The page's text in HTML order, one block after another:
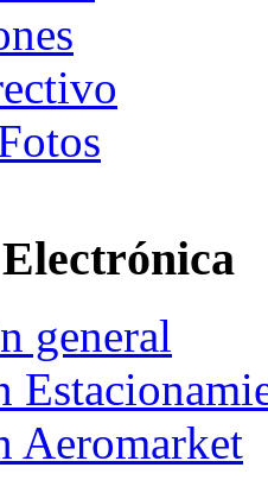
general
Aeromarket